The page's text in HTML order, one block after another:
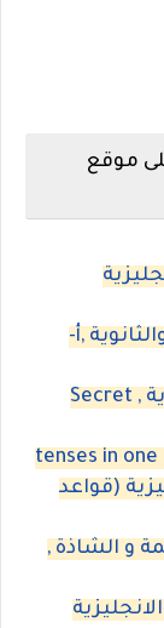
موقع
,أ-
قواعد النطق السرية فى اللغة الانجليزية , Secret
(قواعد
و الشاذة ,